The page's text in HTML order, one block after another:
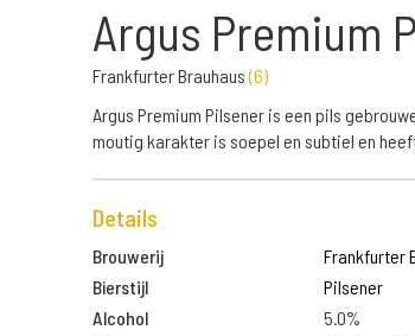
Argus Premium
Frankfurter Brauhaus(6)
Argus Premium Pilsener is een pils
moutig karakter is soepel en subtiel en
Details
Brouwerij
Frankfurter
Bierstijl
Pilsener
Alcohol
5.0%